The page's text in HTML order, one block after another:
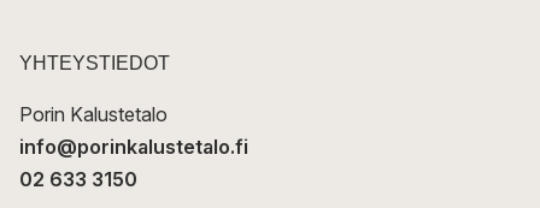
t
YHTEYSTIEDOT
Porin Kalustetalo
info@porinkalustetalo.fi
02 633 3150